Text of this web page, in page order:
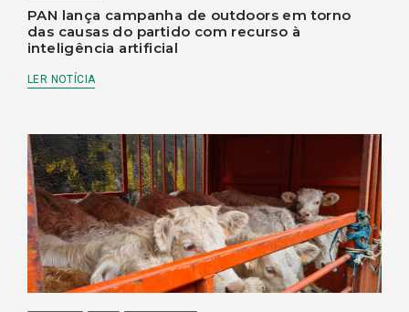
PAN lança campanha de outdoors em torno
das causas do partido com recurso à
inteligência artificial
LER NOTÍCIA